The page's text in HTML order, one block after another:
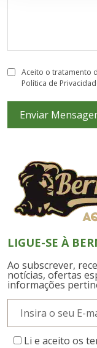
Aceito o tratamento
Política de
Enviar
LIGUE-SE À
Ao subscrever,
notícias, ofertas
informações
Li e aceito os